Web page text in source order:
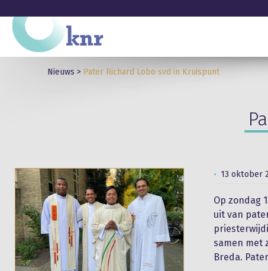
Nieuws > Pater Richard Lobo svd in Kruispunt
13 oktober
Op zondag
uit van
samen met
Breda.